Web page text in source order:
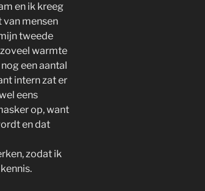
en ik kreeg
van mensen
tweede
warmte
een aantal
intern zat er
eens
op, want
en dat
zodat ik